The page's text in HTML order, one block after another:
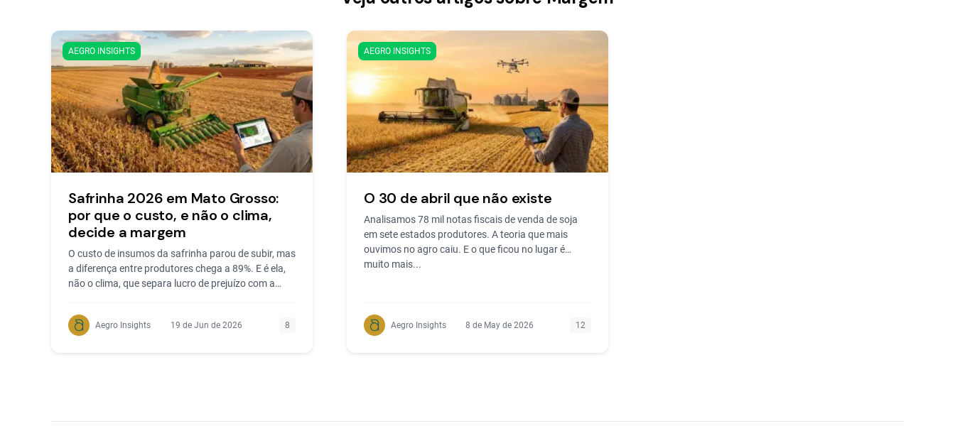
AEGRO INSIGHTS
Safrinha 2026 em Mato Grosso:
por que o custo, e não o clima,
decide a margem
O custo de insumos da safrinha parou de subir, mas
a diferença entre produtores chega a 89%. E é ela,
não o clima, que separa lucro de prejuízo com a
Aegro Insights 19 de Jun de 2026 8
AEGRO INSIGHTS
O 30 de abril que não existe
Analisamos 78 mil notas fiscais de venda de soja
em sete estados produtores. A teoria que mais
ouvimos no agro caiu. E o que ficou no lugar é
muito mais...
Aegro Insights 8 de May de 2026 12